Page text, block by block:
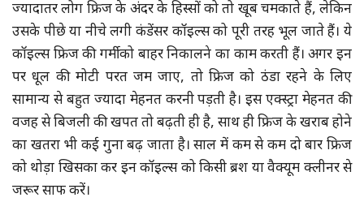
ज्यादातर लोग फ्रिज के अंदर के हिस्सों को तो खूब चमकाते हैं, लेकिन
उसके पीछे या नीचे लगी कंडेंसर कॉइल्स को पूरी तरह भूल जाते हैं। ये
कॉइल्स फ्रिज की गर्मी को बाहर निकालने का काम करती हैं। अगर इन
पर धूल की मोटी परत जम जाए, तो फ्रिज को ठंडा रहने के लिए
सामान्य से बहुत ज्यादा मेहनत करनी पड़ती है। इस एक्स्ट्रा मेहनत की
वजह से बिजली की खपत तो बढ़ती ही है, साथ ही फ्रिज के खराब होने
का खतरा भी कई गुना बढ़ जाता है। साल में कम से कम दो बार फ्रिज
को थोड़ा खिसका कर इन कॉइल्स को किसी ब्रश या वैक्यूम क्लीनर से
जरूर साफ करें।